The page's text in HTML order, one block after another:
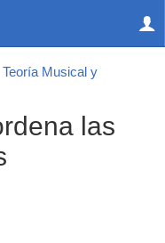
Teoría Musical y
las